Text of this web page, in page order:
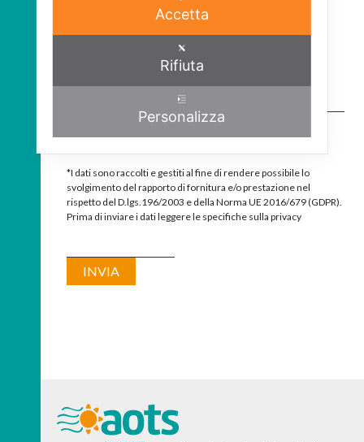
Accetto*
*I dati sono raccolti e gestiti al fine di rendere possibile lo
svolgimento del rapporto di fornitura e/o prestazione nel
rispetto del D.lgs.196/2003 e della Norma UE 2016/679 (GDPR).
Prima di inviare i dati leggere le specifiche sulla privacy
Accetta
Rifiuta
Personalizza